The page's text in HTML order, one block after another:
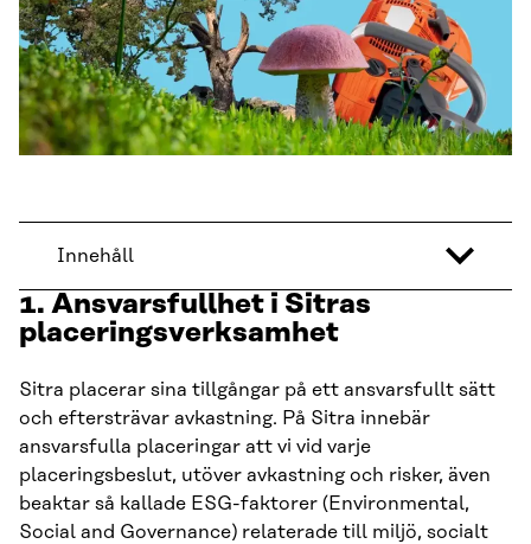
Innehåll
1. Ansvarsfullhet i Sitras
placeringsverksamhet
Sitra placerar sina tillgångar på ett ansvarsfullt sätt
och eftersträvar avkastning. På Sitra innebär
ansvarsfulla placeringar att vi vid varje
placeringsbeslut, utöver avkastning och risker, även
beaktar så kallade ESG-faktorer (Environmental,
Social and Governance) relaterade till miljö, socialt